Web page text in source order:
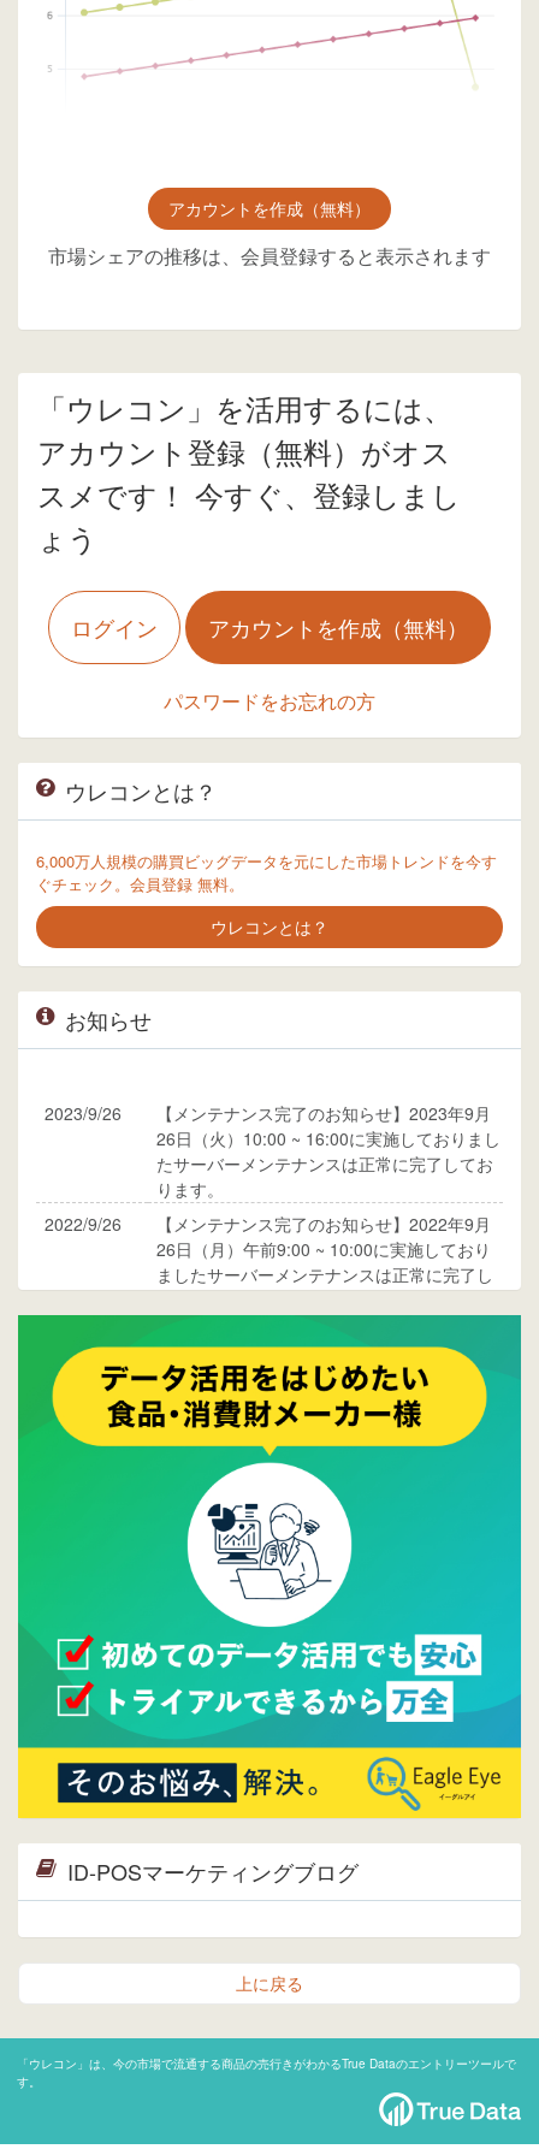
アカウントを作成（無料）
市場シェアの推移は、会員登録すると表示されます
「ウレコン」を活用するには、
アカウント登録（無料）がオス
スメです！ 今すぐ、登録しまし
ょう
ログイン アカウントを作成（無料）
パスワードをお忘れの方
ウレコンとは？
6,000万人規模の購買ビッグデータを元にした市場トレンドを今す
ぐチェック。会員登録 無料。
ウレコンとは？
お知らせ
2023/9/26
【メンテナンス完了のお知らせ】2023年9月
26日（火）10:00 ~ 16:00に実施しておりまし
たサーバーメンテナンスは正常に完了してお
ります。
2022/9/26
【メンテナンス完了のお知らせ】2022年9月
26日（月）午前9:00 ~ 10:00に実施しており
ましたサーバーメンテナンスは正常に完了し
ご覧ください。
2015/10/19
ウレコンのサイト機能を大幅バージョンアッ
プ。詳細はこちら。⇒告知ページへ
2015/09/28
ウレコンが機能拡充し、サイトリニューアル
しました。⇒
ウレコンFacebook
Facebookページを開設しました。詳細は
ら。
ウレコンサイトリリースしました。
ID-POSマーケティングブログ
上に戻る
「ウレコン」は、今の市場で流通する商品の売行きがわかるTrue Dataのエントリーツールで
す。